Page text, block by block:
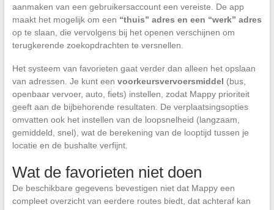
aanmaken van een gebruikersaccount een vereiste. De app
maakt het mogelijk om een “thuis” adres en een “werk” adres
op te slaan, die vervolgens bij het openen verschijnen om
terugkerende zoekopdrachten te versnellen.
Het systeem van favorieten gaat verder dan alleen het opslaan
van adressen. Je kunt een voorkeursvervoersmiddel (bus,
openbaar vervoer, auto, fiets) instellen, zodat Mappy prioriteit
geeft aan de bijbehorende resultaten. De verplaatsingsopties
omvatten ook het instellen van de loopsnelheid (langzaam,
gemiddeld, snel), wat de berekening van de looptijd tussen je
locatie en de bushalte verfijnt.
Wat de favorieten niet doen
De beschikbare gegevens bevestigen niet dat Mappy een
compleet overzicht van eerdere routes biedt, dat achteraf kan